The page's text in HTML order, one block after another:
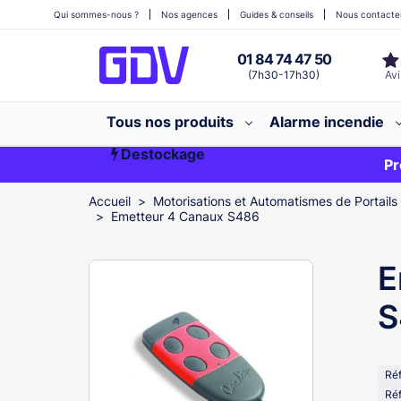
01 84 74 47 50
(7h30-17h30)
Qui sommes-nous ? Nos agences Guides & conseils Nous
Tous nos produits Alarme incendie
Destockage
Première commande ?
EXCLU
Accueil Motorisations et Automatismes de Portails
Emetteur 4 Canaux S486